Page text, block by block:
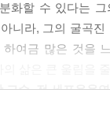
않았다. 야마나
로 응모한 끝에,
보며 불안정한
화할 수 있다는
니라, 그의 굴곡
여금 많은 것을
교수, 전 세포응용